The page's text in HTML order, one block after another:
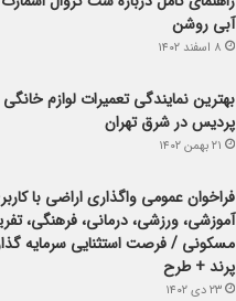
آبی روشن
۸ اسفند ۱۴۰۲
بهترین نمایندگی تعمیرات لوازم
پردیس در شرق تهران
۲۱ بهمن ۱۴۰۲
فراخوان عمومی واگذاری اراضی با
آموزشی، ورزشی، درمانی، فرهنگی،
مسکونی / فرصت استثنایی سرمایه
پرند + طرح
۲۳ دی ۱۴۰۲